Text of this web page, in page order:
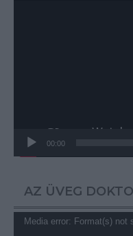
00:00
AZ ÜVEG
Videólejátszó
Media error: Format(s) not